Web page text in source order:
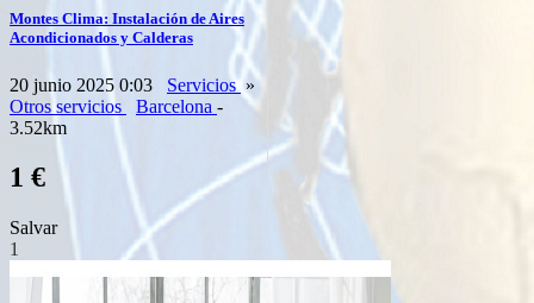
Montes Clima: Instalación de Aires
Acondicionados y Calderas
20 junio 2025 0:03 Servicios »
Otros servicios
Barcelona -
3.52km
1 €
Salvar
1